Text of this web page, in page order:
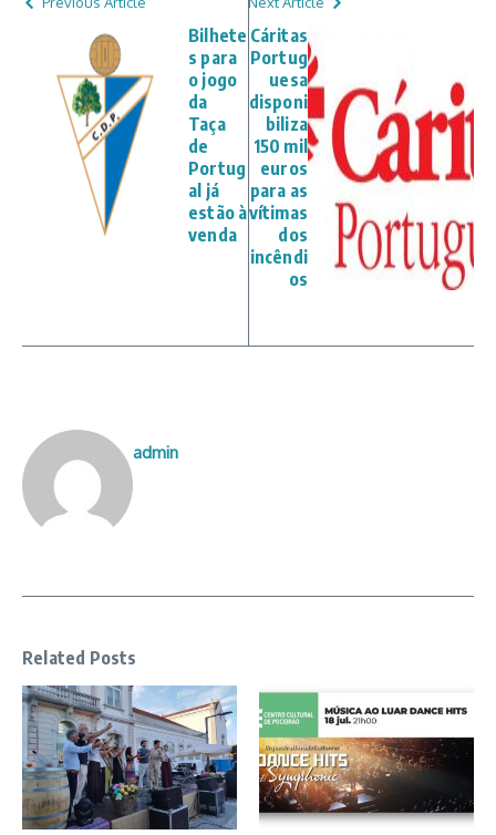
Bilhete
s para
o jogo
da
Taça
de
Portug
al já
estão à
venda
Cáritas
Portug
uesa
disponi
biliza
150 mil
euros
para as
vítimas
dos
incêndi
os
admin
Related Posts